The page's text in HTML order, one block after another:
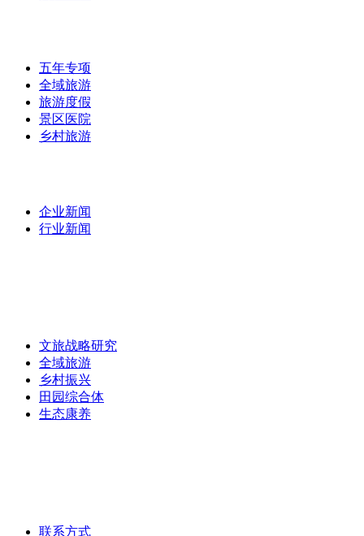
五年专项
全域旅游
旅游度假
景区医院
乡村旅游
企业新闻
行业新闻
文旅战略研究
全域旅游
乡村振兴
田园综合体
生态康养
联系方式